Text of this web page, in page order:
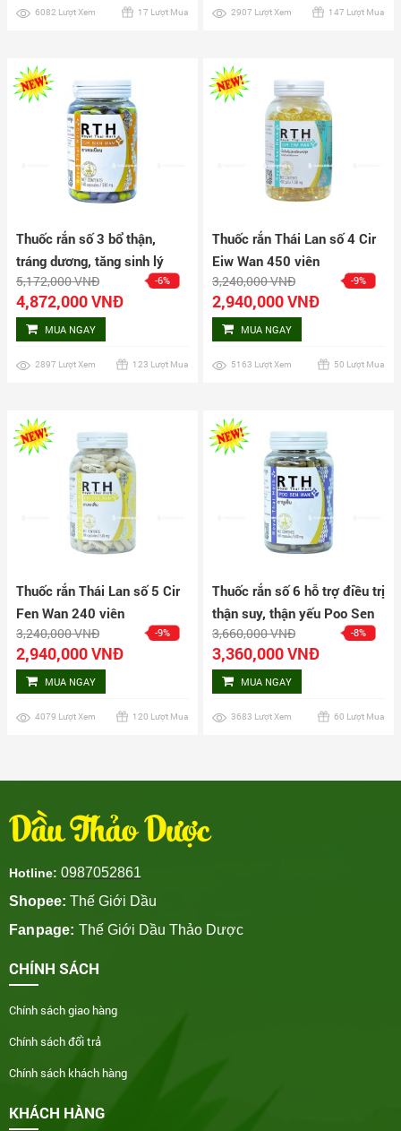
6082 Lượt Xem 17 Lượt Mua 2907 Lượt Xem 147 Lượt Mua
Thuốc rắn số 3 bổ thận,
tráng dương, tăng sinh lý
nam Cir Bian Wan hộp 240
viên
5,172,000 VNĐ -6%
4,872,000 VNĐ
MUA NGAY
2897 Lượt Xem 123 Lượt Mua
Thuốc rắn Thái Lan số 4 Cir
Eiw Wan 450 viên
3,240,000 VNĐ -9%
2,940,000 VNĐ
MUA NGAY
5163 Lượt Xem 50 Lượt Mua
Thuốc rắn Thái Lan số 5 Cir
Fen Wan 240 viên
3,240,000 VNĐ -9%
2,940,000 VNĐ
MUA NGAY
4079 Lượt Xem 120 Lượt Mua
Thuốc rắn số 6 hỗ trợ điều trị
thận suy, thận yếu Poo Sen
Wan hộp 160 viên
3,660,000 VNĐ -8%
3,360,000 VNĐ
MUA NGAY
3683 Lượt Xem 60 Lượt Mua
Dầu Thảo Dược
Hotline: 0987052861
Shopee: Thế Giới Dầu
Fanpage: Thế Giới Dầu Thảo Dược
CHÍNH SÁCH
Chính sách giao hàng
Chính sách đổi trả
Chính sách khách hàng
KHÁCH HÀNG